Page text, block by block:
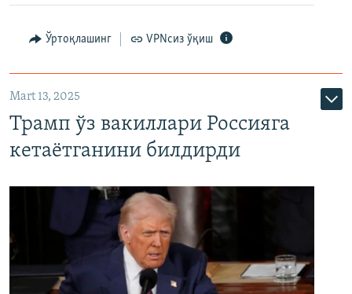
Ўртоқлашинг VPNсиз ўқиш
Mart 13, 2025
Трамп ўз вакиллари Россияга
кетаётганини билдирди